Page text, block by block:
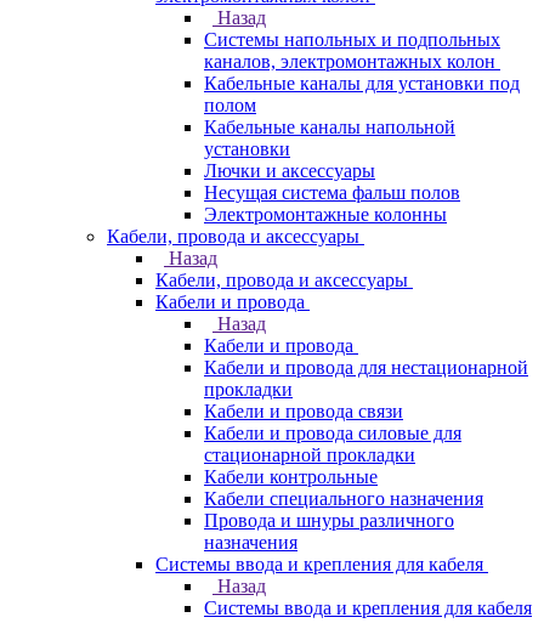
Назад
Системы напольных и подпольных
каналов, электромонтажных колон
Кабельные каналы для установки под
полом
Кабельные каналы напольной
установки
Лючки и аксессуары
Несущая система фальш полов
Электромонтажные колонны
Кабели, провода и аксессуары
Назад
Кабели, провода и аксессуары
Кабели и провода
Назад
Кабели и провода
Кабели и провода для нестационарной
прокладки
Кабели и провода связи
Кабели и провода силовые для
стационарной прокладки
Кабели контрольные
Кабели специального назначения
Провода и шнуры различного
назначения
Системы ввода и крепления для кабеля
Назад
Системы ввода и крепления для кабеля